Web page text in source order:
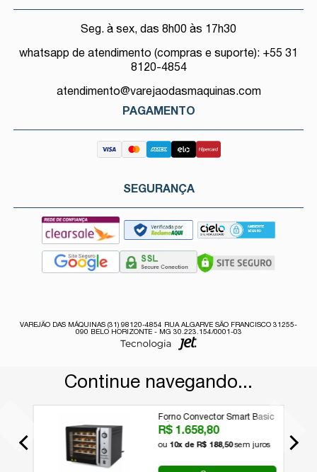
Seg. à sex, das 8h00 às 17h30
whatsapp de atendimento (compras e suporte): +55 31
8120-4854
atendimento@varejaodasmaquinas.com
PAGAMENTO
SEGURANÇA
VAREJÃO DAS MÁQUINAS (31) 98120-4854 RUA ALGARVE SÃO FRANCISCO 31255-
090 BELO HORIZONTE - MG 30.223.154/0001-03